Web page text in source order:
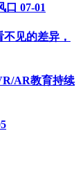
口 07-01
见的差异，
AR教育持续